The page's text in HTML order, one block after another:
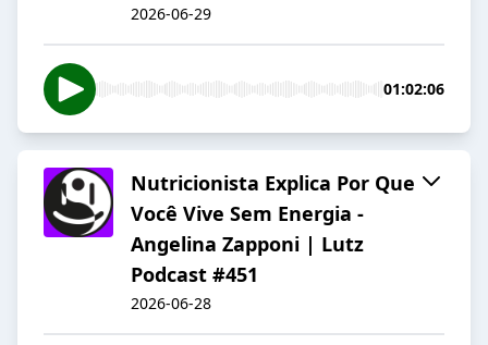
2026-06-29
01:02:06
Nutricionista Explica Por Que
Você Vive Sem Energia -
Angelina Zapponi | Lutz
Podcast #451
2026-06-28